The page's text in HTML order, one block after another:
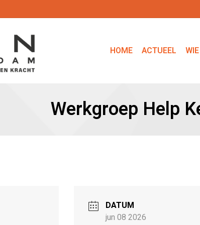
HOME ACTUEEL
Werkgroep Help
DATUM
jun 08 2026